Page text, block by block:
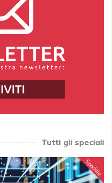
Tutti gli speciali
Speciale